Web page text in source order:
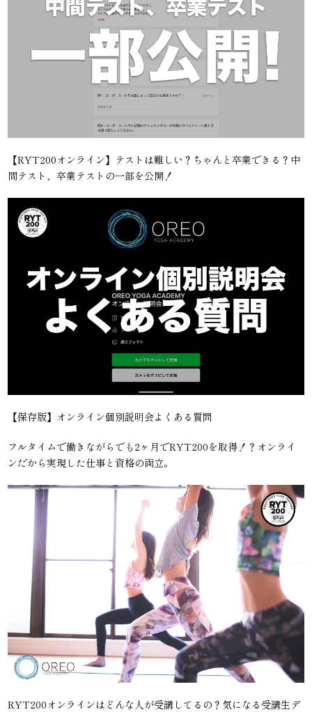
【RYT200オンライン】テストは難しい？ちゃんと卒業できる？中
間テスト、卒業テストの一部を公開！
【保存版】オンライン個別説明会よくある質問
フルタイムで働きながらでも2ヶ月でRYT200を取得！？オンライ
ンだから実現した仕事と資格の両立。
RYT200オンラインはどんな人が受講してるの？気になる受講生デ